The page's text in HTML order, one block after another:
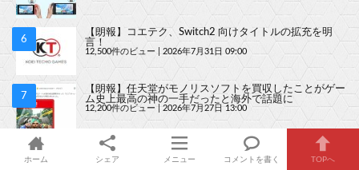
【朗報】コエテク、Switch2 向けタイトルの拡充を明
言！
12,500件のビュー 2026年7月31日 09:00
【朗報】任天堂がモノリスソフトを買収したことがゲー
ム史上最高の神の一手だったと海外で話題に
12,200件のビュー |2026年7月27日 13:00
スプラレイダースがSwitch2の性能を一番活かしたソフ
トだと話題に
11,700件のビュー 2026年7月24日 15:00
ホーム シェア メニュー コメントを書く TOPへ